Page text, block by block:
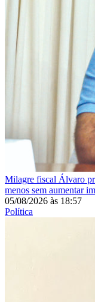
Milagre fiscal Álvaro
menos sem aumentar
05/08/2026 às 18:57
Política